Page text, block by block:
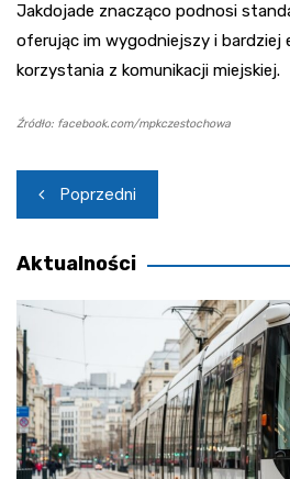
Jakdojade znacząco podnosi
oferując im wygodniejszy i
korzystania z komunikacji miejskiej.
Źródło: facebook.com/mpkczestochowa
Nawigacja
wpisu
Poprzedni
Aktualności